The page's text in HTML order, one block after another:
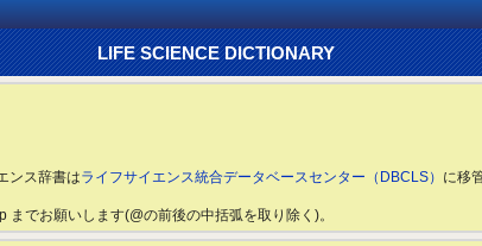
LIFE SCIENCE DICTIONARY
ンス辞書はライフサイエンス統合データベースセンター（DBCLS） に移
でお願いします(@の前後の中括弧を取り除く)。